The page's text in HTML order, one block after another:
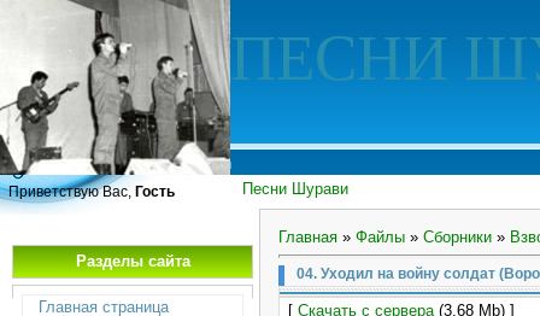
ПЕСНИ
Песни Шурави
Приветствую Вас, Гость
Разделы сайта
Главная страница
Главная » Файлы » Сборники »
04. Уходил на войну солдат
[ Скачать с сервера(3.68 Mb) ]